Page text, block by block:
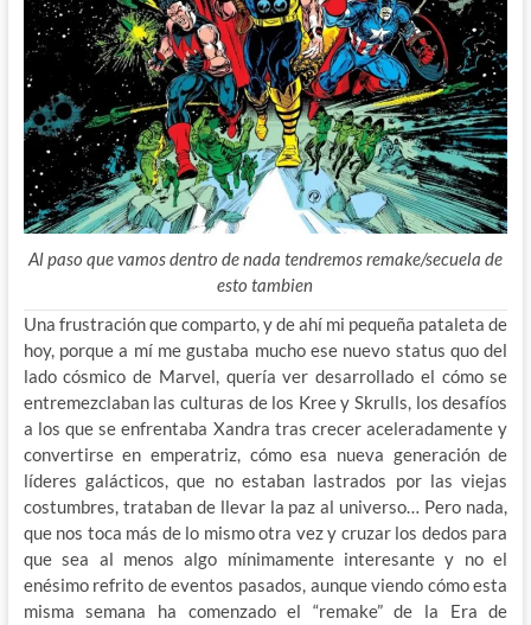
Al paso que vamos dentro de nada tendremos remake/secuela de
esto tambien
Una frustración que comparto, y de ahí mi pequeña pataleta de
hoy, porque a mí me gustaba mucho ese nuevo status quo del
lado cósmico de Marvel, quería ver desarrollado el cómo se
entremezclaban las culturas de los Kree y Skrulls, los desafíos
a los que se enfrentaba Xandra tras crecer aceleradamente y
convertirse en emperatriz, cómo esa nueva generación de
líderes galácticos, que no estaban lastrados por las viejas
costumbres, trataban de llevar la paz al universo… Pero nada,
que nos toca más de lo mismo otra vez y cruzar los dedos para
que sea al menos algo mínimamente interesante y no el
enésimo refrito de eventos pasados, aunque viendo cómo esta
misma semana ha comenzado el “remake” de la Era de